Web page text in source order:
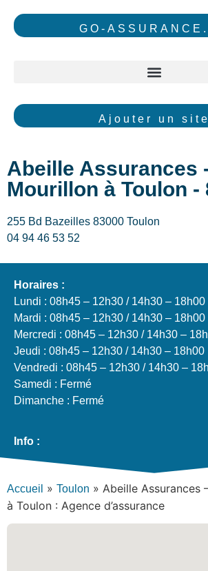
GO-
Ajouter un site
Abeille Assurances
Mourillon à Toulon -
255 Bd Bazeilles 83000 Toulon
04 94 46 53 52
Horaires :
Lundi : 08h45 – 12h30 / 14h30 – 18h00
Mardi : 08h45 – 12h30 / 14h30 – 18h00
Mercredi : 08h45 – 12h30 / 14h30 –
Jeudi : 08h45 – 12h30 / 14h30 – 18h00
Vendredi : 08h45 – 12h30 / 14h30 –
Samedi : Fermé
Dimanche : Fermé
Info :
Accueil » Toulon » Abeille Assurances
à Toulon : Agence d’assurance